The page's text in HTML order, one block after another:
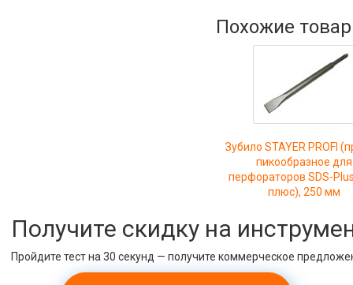
Похожие
Зубило STAYER PROFI
пикообразное для
перфораторов SDS-
плюс), 250 мм
Получите скидку на
Пройдите тест на 30 секунд — получите коммерческое